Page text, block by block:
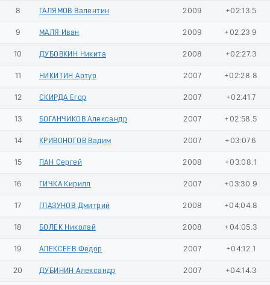
8 ГАЛЯМОВ Валентин 2009 +02:13.5
9 МАЛЯ Иван 2009 +02:23.9
10 ДУБОВКИН Никита 2008 +02:27.3
11 НИКИТИН Артур 2007 +02:28.8
12 СКИРДА Егор 2007 +02:41.7
13 БОГАНЧИКОВ Александр 2007 +02:58.5
14 КРИВОНОГОВ Вадим 2007 +03:07.6
15 ПАН Сергей 2008 +03:08.1
16 ГИЧКА Кирилл 2007 +03:30.9
17 ГЛАЗУНОВ Дмитрий 2008 +04:04.8
18 БОЛЕК Николай 2008 +04:05.3
19 АЛЕКСЕЕВ Федор 2007 +04:12.1
20 ДУБИНИН Александр 2007 +04:14.3